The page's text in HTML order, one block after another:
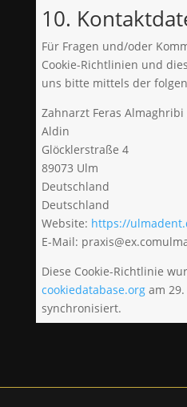
10.
Für Fragen und/oder
Cookie-Richtlinien und
uns bitte mittels der
Zahnarzt Feras
Aldin
Glöcklerstraße 4
89073 Ulm
Deutschland
Deutschland
Website: https://
E-Mail: praxis@ex.com
Diese Cookie-Richtlinie
cookiedatabase.orgam 29.
synchronisiert.